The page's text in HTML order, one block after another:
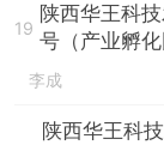
19
陕西华王科
号（产业孵
李成
陕西华王科